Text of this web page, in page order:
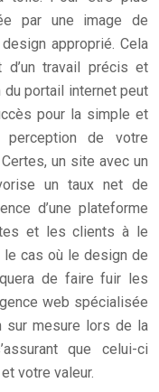
par une image de
approprié. Cela
travail précis et
portail internet peut
pour la simple et
perception de votre
un site avec un
un taux net de
d’une plateforme
et les clients à le
le cas où le design de
de faire fuir les
web spécialisée
sur mesure lors de la
que celui-ci
votre valeur.